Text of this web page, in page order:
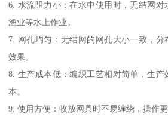
6. 水流阻力小：在水中使用时，无结网对
渔业等水上作业。
7. 网孔均匀：无结网的网孔大小一致，
效果。
8. 生产成本低：编织工艺相对简单，生
本。
9. 使用方便：收放网具时不易缠绕，操作更